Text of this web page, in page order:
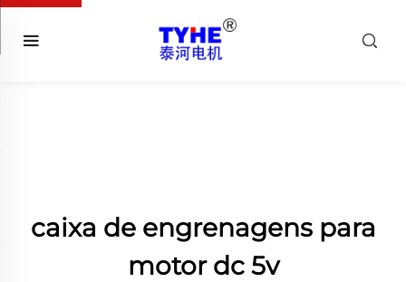
caixa de engrenagens para
motor dc 5v